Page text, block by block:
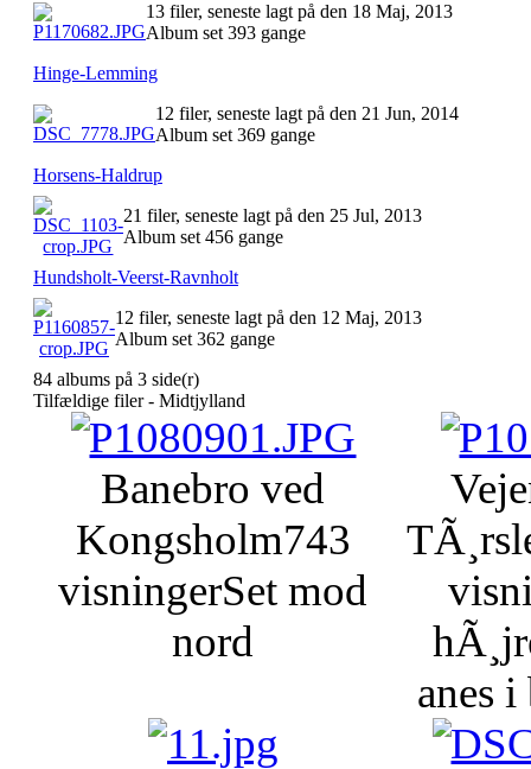
13 filer, seneste lagt på den 18 Maj, 2013
Album set 393 gange
Hinge-Lemming
12 filer, seneste lagt på den 21 Jun, 2014
Album set 369 gange
Horsens-Haldrup
21 filer, seneste lagt på den 25 Jul, 2013
Album set 456 gange
Hundsholt-Veerst-Ravnholt
12 filer, seneste lagt på den 12 Maj, 2013
Album set 362 gange
84 albums på 3 side(r)
Tilfældige filer - Midtjylland
Banebro ved
Kongsholm743
visningerSet mod
nord
anes